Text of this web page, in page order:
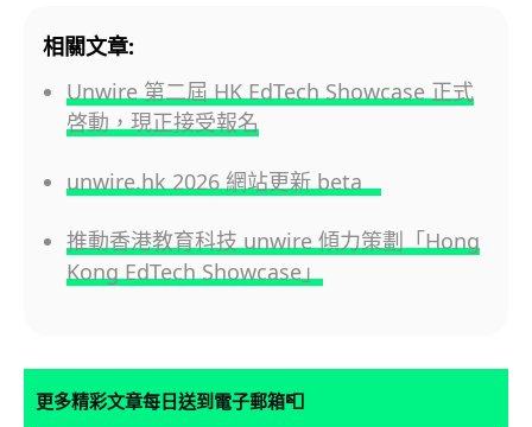
相關文章:
Unwire 第二屆 HK EdTech Showcase 正式
啓動，現正接受報名
unwire.hk 2026 網站更新 beta
推動香港教育科技 unwire 傾力策劃「Hong
Kong EdTech Showcase」
更多精彩文章每日送到電子郵箱📮